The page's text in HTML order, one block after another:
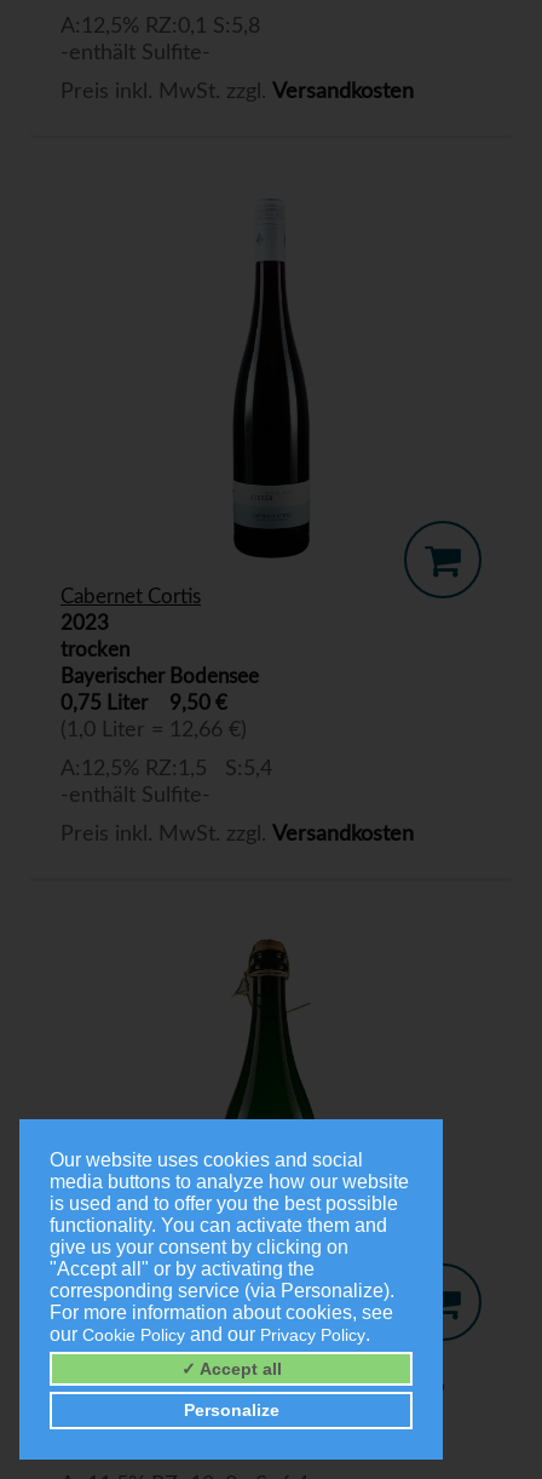
A:12,5% RZ:0,1 S:5,8
-enthält Sulfite-
Preis inkl. MwSt. zzgl. Versandkosten
Cabernet Cortis
2023
trocken
Bayerischer Bodensee
0,75 Liter
9,50 €
(1,0 Liter = 12,66 €)
A:12,5% RZ:1,5 S:5,4
-enthält Sulfite-
Preis inkl. MwSt. zzgl. Versandkosten
Jo-Secco
Trocken
9,00 €
Our website uses cookies and social
media buttons to analyze how our website
is used and to offer you the best possible
functionality. You can activate them and
give us your consent by clicking on
"Accept all" or by activating the
corresponding service (via Personalize).
For more information about cookies, see
our Cookie Policy and our Privacy Policy.
✓ Accept all
Personalize